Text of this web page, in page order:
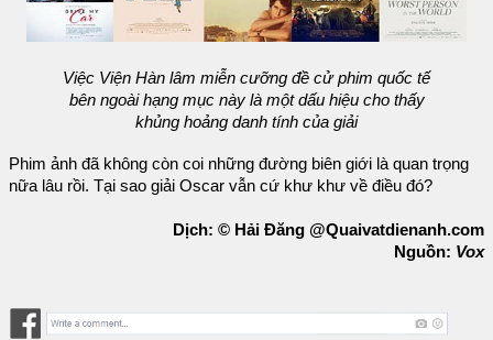
Việc Viện Hàn lâm miễn cưỡng đề cử phim quốc tế
bên ngoài hạng mục này là một dấu hiệu cho thấy
khủng hoảng danh tính của giải
Phim ảnh đã không còn coi những đường biên giới là quan trọng
nữa lâu rồi. Tại sao giải Oscar vẫn cứ khư khư về điều đó?
Dịch: © Hải Đăng @Quaivatdienanh.com
Nguồn: Vox